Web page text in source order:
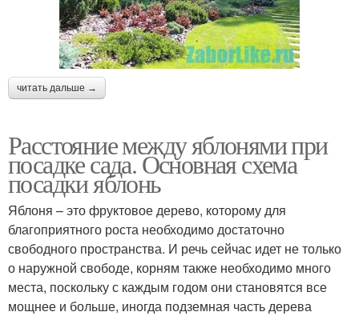
читать дальше →
Расстояние между яблонями при
посадке сада. Основная схема
посадки яблонь
Яблоня – это фруктовое дерево, которому для
благоприятного роста необходимо достаточно
свободного пространства. И речь сейчас идет не только
о наружной свободе, корням также необходимо много
места, поскольку с каждым годом они становятся все
мощнее и больше, иногда подземная часть дерева